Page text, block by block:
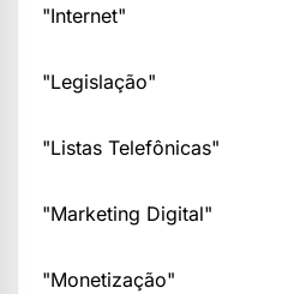
"Internet"
"Legislação"
"Listas Telefônicas"
"Marketing Digital"
"Monetização"